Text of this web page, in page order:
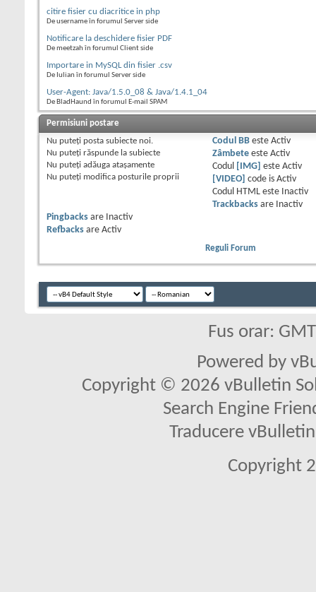
citire fisier cu diacritice in php
De username în forumul Server side
Notificare la deschidere fisier PDF
De meetzah în forumul Client side
Importare in MySQL din fisier .csv
De Iulian în forumul Server side
User-Agent: Java/1.5.0_08 & Java/1.4.1_04
De BladHaund în forumul E-mail SPAM
Permisiuni postare
Nu puteţi posta subiecte noi.
Nu puteţi răspunde la subiecte
Nu puteţi adăuga ataşamente
Nu puteţi modifica posturile proprii
Codul BBeste Activ
Zâmbeteeste Activ
Codul
[IMG] este Activ
[VIDEO]
code is Activ
Codul HTML este
Inactiv
Trackbacksare
Inactiv
Pingbacks are
Inactiv
Refbacks are Activ
Reguli Forum
Fus orar:
Powered by
Copyright © 2026 vBulletin
Search Engine
Traducere
Copyright